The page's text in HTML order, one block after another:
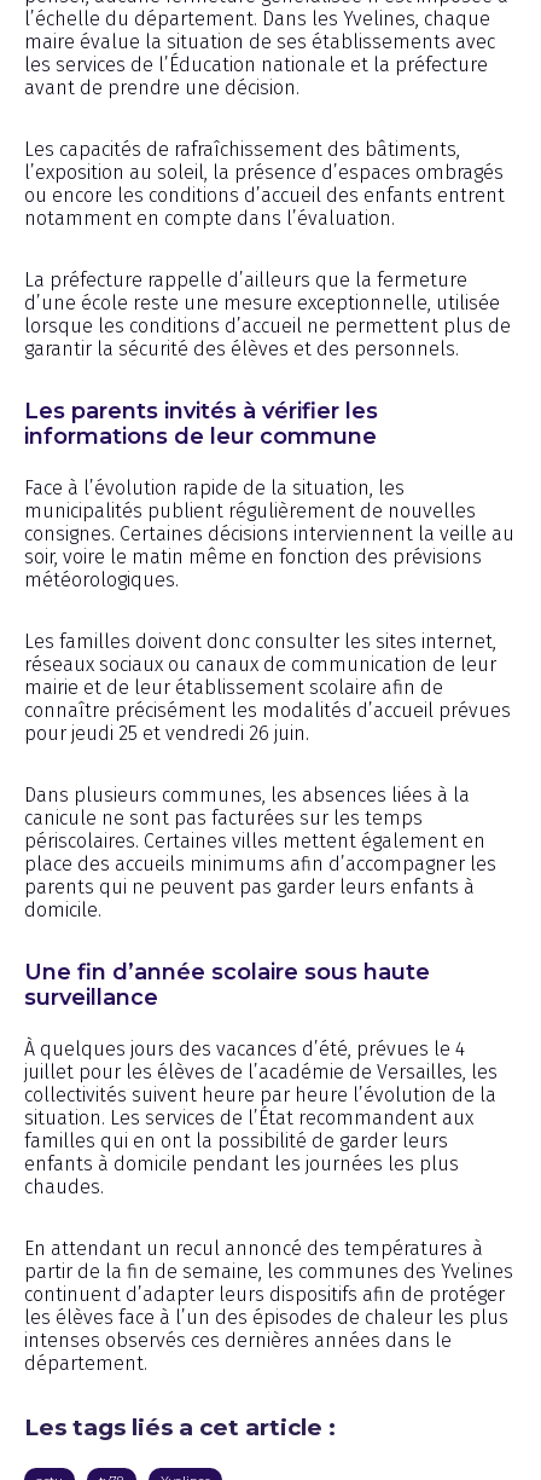
l’échelle du département. Dans les Yvelines, chaque
maire évalue la situation de ses établissements avec
les services de l’Éducation nationale et la préfecture
avant de prendre une décision.
Les capacités de rafraîchissement des bâtiments,
l’exposition au soleil, la présence d’espaces ombragés
ou encore les conditions d’accueil des enfants entrent
notamment en compte dans l’évaluation.
La préfecture rappelle d’ailleurs que la fermeture
d’une école reste une mesure exceptionnelle, utilisée
lorsque les conditions d’accueil ne permettent plus de
garantir la sécurité des élèves et des personnels.
Les parents invités à vérifier les
informations de leur commune
Face à l’évolution rapide de la situation, les
municipalités publient régulièrement de nouvelles
consignes. Certaines décisions interviennent la veille au
soir, voire le matin même en fonction des prévisions
météorologiques.
Les familles doivent donc consulter les sites internet,
réseaux sociaux ou canaux de communication de leur
mairie et de leur établissement scolaire afin de
connaître précisément les modalités d’accueil prévues
pour jeudi 25 et vendredi 26 juin.
Dans plusieurs communes, les absences liées à la
canicule ne sont pas facturées sur les temps
périscolaires. Certaines villes mettent également en
place des accueils minimums afin d’accompagner les
parents qui ne peuvent pas garder leurs enfants à
domicile.
Une fin d’année scolaire sous haute
surveillance
À quelques jours des vacances d’été, prévues le 4
juillet pour les élèves de l’académie de Versailles, les
collectivités suivent heure par heure l’évolution de la
situation. Les services de l’État recommandent aux
familles qui en ont la possibilité de garder leurs
enfants à domicile pendant les journées les plus
chaudes.
En attendant un recul annoncé des températures à
partir de la fin de semaine, les communes des Yvelines
continuent d’adapter leurs dispositifs afin de protéger
les élèves face à l’un des épisodes de chaleur les plus
intenses observés ces dernières années dans le
département.
Les tags liés a cet article :